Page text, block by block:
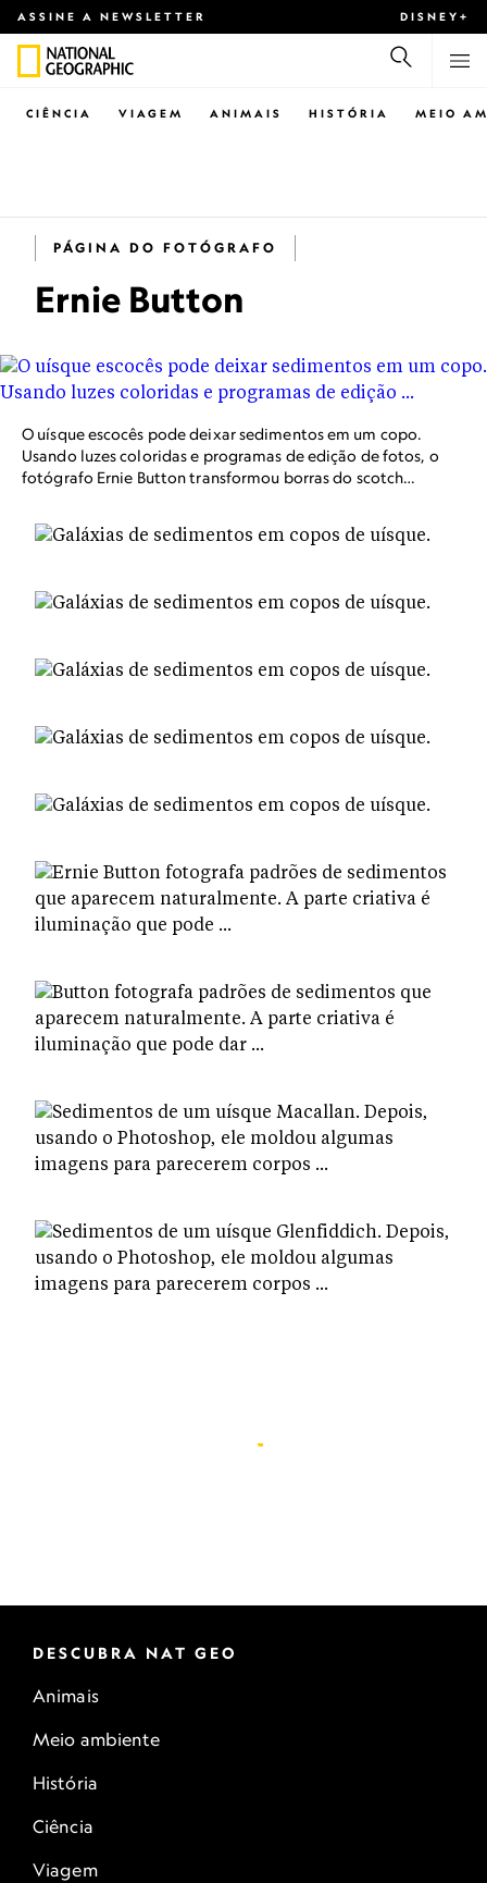
ASSINE A NEWSLETTER DISNEY+
CIÊNCIA VIAGEM ANIMAIS HISTÓRIA MEIO
PÁGINA DO FOTÓGRAFO
Ernie Button
O uísque escocês pode deixar sedimentos em um copo.
Usando luzes coloridas e programas de edição de fotos, o
fotógrafo Ernie Button transformou borras do scotch
DESCUBRA NAT GEO
Animais
Meio ambiente
História
Ciência
Viagem